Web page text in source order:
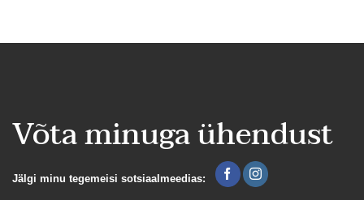
Võta minuga ühendust
Jälgi minu tegemeisi sotsiaalmeedias: